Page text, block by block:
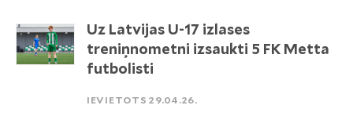
Uz Latvijas U-17 izlases
treniņnometni izsaukti 5 FK Metta
futbolisti
IEVIETOTS 29.04.26.